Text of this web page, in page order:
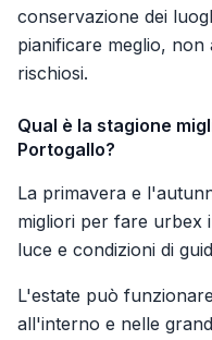
conservazione dei
pianificare meglio,
rischiosi.
Qual è la stagione
Portogallo?
La primavera e
migliori per fare urbex
luce e condizioni di
L'estate può
all'interno e nelle